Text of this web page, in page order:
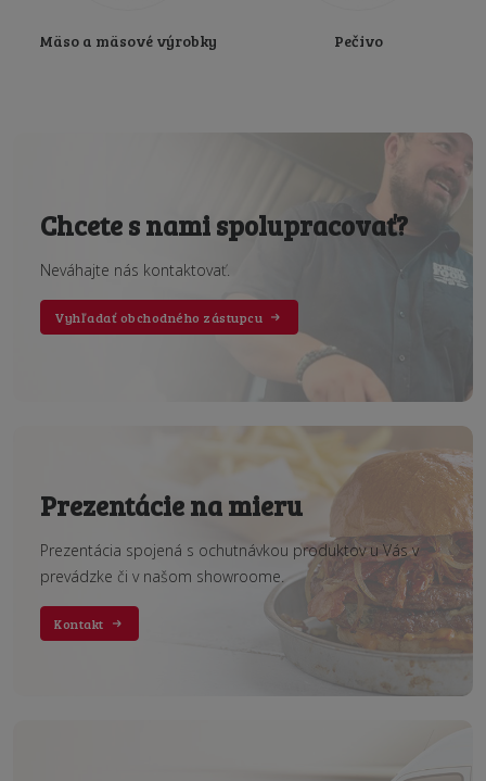
Mäso a mäsové výrobky Pečivo
Chcete s nami spolupracovať?
Neváhajte nás kontaktovať.
Vyhľadať obchodného zástupcu
Prezentácie na mieru
Prezentácia spojená s ochutnávkou produktov u Vás v
prevádzke či v našom showroome.
Kontakt